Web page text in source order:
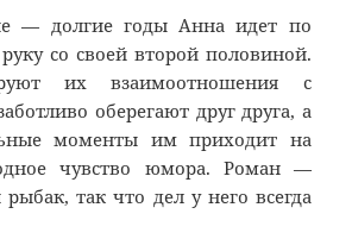
— долгие годы Анна идет по
со своей второй половиной.
их взаимоотношения с
оберегают друг друга, а
моменты им приходит на
чувство юмора. Роман —
так что дел у него всегда